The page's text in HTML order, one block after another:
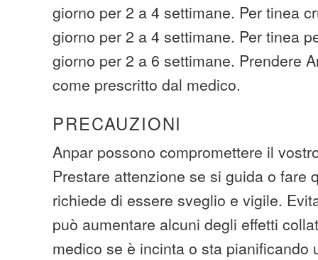
giorno per 2 a 4 settimane. Per tinea
giorno per 2 a 4 settimane. Per tinea
giorno per 2 a 6 settimane. Prendere
come prescritto dal medico.
PRECAUZIONI
Anpar possono compromettere il
Prestare attenzione se si guida o fare
richiede di essere sveglio e vigile.
può aumentare alcuni degli effetti
medico se è incinta o sta pianificando